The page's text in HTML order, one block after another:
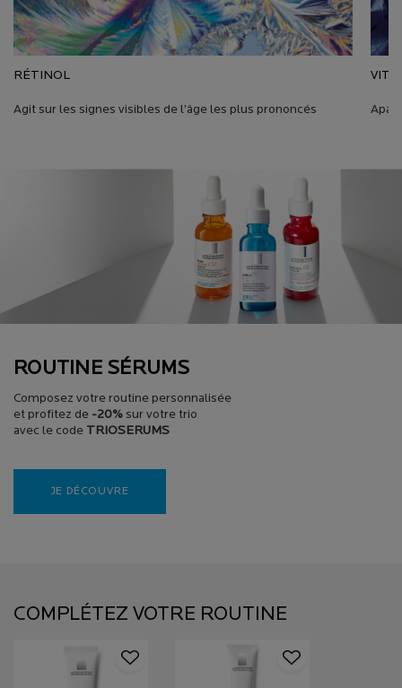
RÉTINOL
Agit sur les signes visibles de l’âge les plus prononcés
pdphero-Banner-Kit-Serums
ROUTINE SÉRUMS
Composez votre routine personnalisée
et profitez de -20% sur votre trio
avec le code TRIOSERUMS
JE DÉCOUVRE
COMPLÉTEZ VOTRE ROUTINE